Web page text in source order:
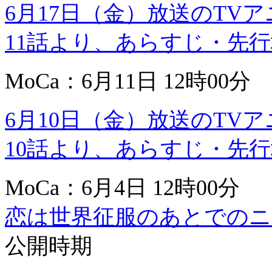
6月17日（金）放送のTV
11話より、あらすじ・先
MoCa：6月11日 12時00分
6月10日（金）放送のTV
10話より、あらすじ・先
MoCa：6月4日 12時00分
恋は世界征服のあとでの
公開時期